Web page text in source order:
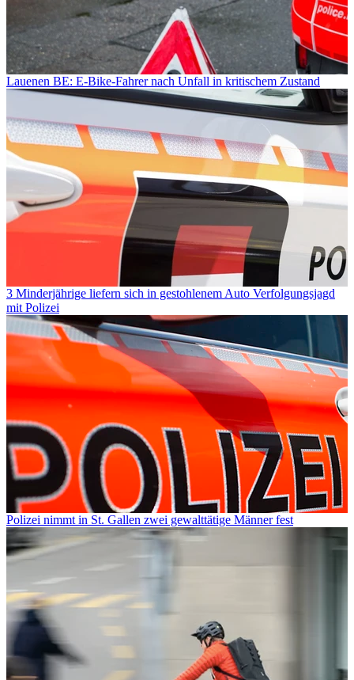
Lauenen BE: E-Bike-Fahrer nach Unfall in kritischem Zustand
3 Minderjährige liefern sich in gestohlenem Auto Verfolgungsjagd
mit Polizei
Polizei nimmt in St. Gallen zwei gewalttätige Männer fest